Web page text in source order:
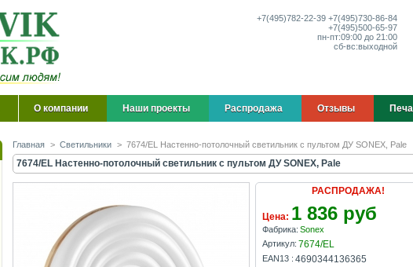
+7(495)782-22-39 +7(495)730-86-84
+7(495)500-65-97
пн-пт:09:00 до 21:00
сб-вс:выходной
О компании Наши проекты Распродажа Отзывы
Главная > Светильники > 7674/EL Настенно-потолочный светильник с пультом ДУ SONEX, Pale
7674/EL Настенно-потолочный светильник с пультом ДУ SONEX, Pale
РАСПРОДАЖА!
Цена: 1 836 руб
Фабрика: Sonex
Артикул: 7674/EL
EAN13 : 4690344136365